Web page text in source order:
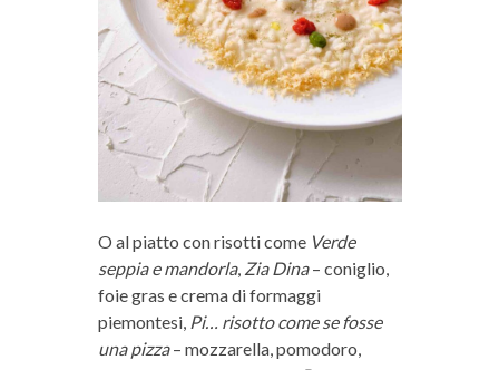
O al piatto con risotti come Verde
seppia e mandorla, Zia Dina– coniglio,
foie gras e crema di formaggi
piemontesi, Pi… risotto come se fosse
una pizza– mozzarella, pomodoro,